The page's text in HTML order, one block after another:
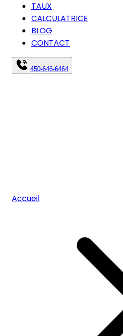
TAUX
CALCULATRICE
BLOG
CONTACT
450-646-6464
Accueil